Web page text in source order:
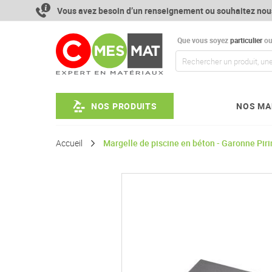
contenu
Vous avez besoin d’un renseignement ou souhaitez
Que vous soyezparticulierou
NOS PRODUITS NOS
Accueil Margelle de piscine en béton - Garonne